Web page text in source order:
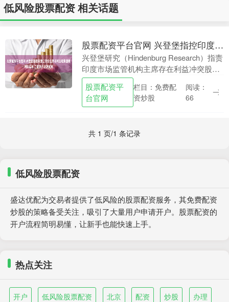
低风险股票配资 相关话题
股票配资平台官网 兴登堡指控印度证交会主席与阿达尼集团有利益瓜葛 二者表示坚决反对
兴登堡研究（Hindenburg Research）指责
印度市场监管机构主席存在利益冲突股票
配资平台官网，导致针对阿达尼集团涉嫌
操纵股价和会计欺诈的指控不能展开....
股票配资平
台官网
栏目：免费配
资炒股
阅读：
66
共 1 页/1 条记录
低风险股票配资
盛达优配为交易者提供了低风险的股票配资服务，其免费配资
炒股的策略备受关注，吸引了大量用户申请开户。股票配资的
开户流程简明易懂，让新手也能快速上手。
热点关注
开户 低风险股票配资 北京 配资 炒股 办理